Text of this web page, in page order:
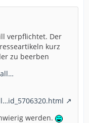
verpflichtet. Der
kurz
zu beerben
werden.